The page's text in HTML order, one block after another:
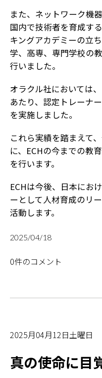
また、ネットワーク機
国内で技術者を育成す
キングアカデミーの立
学、高専、専門学校の
行いました。
オラクル社においては
あたり、認定トレーナ
を実施しました。
これら実績を踏まえて
に、ECHの今までの教
を行います。
ECHは今後、日本にお
ーとして人材育成のリ
活動します。
2025/04/18
0件のコメント
2025月04月12日土曜日
真の使命に目